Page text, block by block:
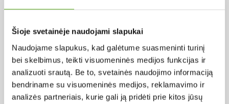
Šioje svetainėje naudojami slapukai
Naudojame slapukus, kad galėtume suasmeninti turinį
bei skelbimus, teikti visuomeninės medijos funkcijas ir
analizuoti srautą. Be to, svetainės naudojimo informaciją
bendriname su visuomeninės medijos, reklamavimo ir
analizės partneriais, kurie gali ją pridėti prie kitos jūsų
Pagal abėcėlę:
Rezultatų nerasta...